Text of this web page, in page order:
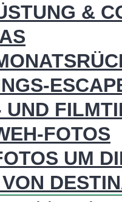
&
UND
FOTOS
UM